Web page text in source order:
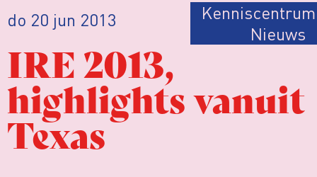
do 20 jun 2013 Kenniscentrum
Nieuws
IRE 2013,
highlights vanuit
Texas